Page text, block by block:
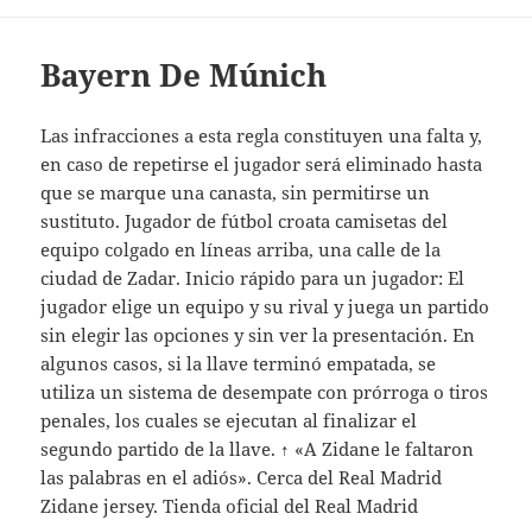
Bayern De Múnich
Las infracciones a esta regla constituyen una falta y,
en caso de repetirse el jugador será eliminado hasta
que se marque una canasta, sin permitirse un
sustituto. Jugador de fútbol croata camisetas del
equipo colgado en líneas arriba, una calle de la
ciudad de Zadar. Inicio rápido para un jugador: El
jugador elige un equipo y su rival y juega un partido
sin elegir las opciones y sin ver la presentación. En
algunos casos, si la llave terminó empatada, se
utiliza un sistema de desempate con prórroga o tiros
penales, los cuales se ejecutan al finalizar el
segundo partido de la llave. ↑ «A Zidane le faltaron
las palabras en el adiós». Cerca del Real Madrid
Zidane jersey. Tienda oficial del Real Madrid